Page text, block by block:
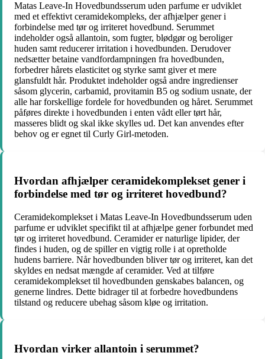
Matas Leave-In Hovedbundsserum uden parfume er udviklet
med et effektivt ceramidekompleks, der afhjælper gener i
forbindelse med tør og irriteret hovedbund. Serummet
indeholder også allantoin, som fugter, blødgør og beroliger
huden samt reducerer irritation i hovedbunden. Derudover
nedsætter betaine vandfordampningen fra hovedbunden,
forbedrer hårets elasticitet og styrke samt giver et mere
glansfuldt hår. Produktet indeholder også andre ingredienser
såsom glycerin, carbamid, provitamin B5 og sodium usnate, der
alle har forskellige fordele for hovedbunden og håret. Serummet
påføres direkte i hovedbunden i enten vådt eller tørt hår,
masseres blidt og skal ikke skylles ud. Det kan anvendes efter
behov og er egnet til Curly Girl-metoden.
Hvordan afhjælper ceramidekomplekset gener i
forbindelse med tør og irriteret hovedbund?
Ceramidekomplekset i Matas Leave-In Hovedbundsserum uden
parfume er udviklet specifikt til at afhjælpe gener forbundet med
tør og irriteret hovedbund. Ceramider er naturlige lipider, der
findes i huden, og de spiller en vigtig rolle i at opretholde
hudens barriere. Når hovedbunden bliver tør og irriteret, kan det
skyldes en nedsat mængde af ceramider. Ved at tilføre
ceramidekomplekset til hovedbunden genskabes balancen, og
generne lindres. Dette bidrager til at forbedre hovedbundens
tilstand og reducere ubehag såsom kløe og irritation.
Hvordan virker allantoin i serummet?